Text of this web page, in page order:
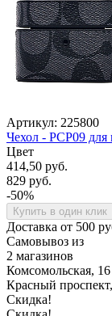
Артикул: 225800
Чехол - PCP09
Цвет
414,50 руб.
829 руб.
-50%
Купить в один клик
Доставка от 500
Самовывоз из
2 магазинов
Комсомольская, 16
Красный
Скидка!